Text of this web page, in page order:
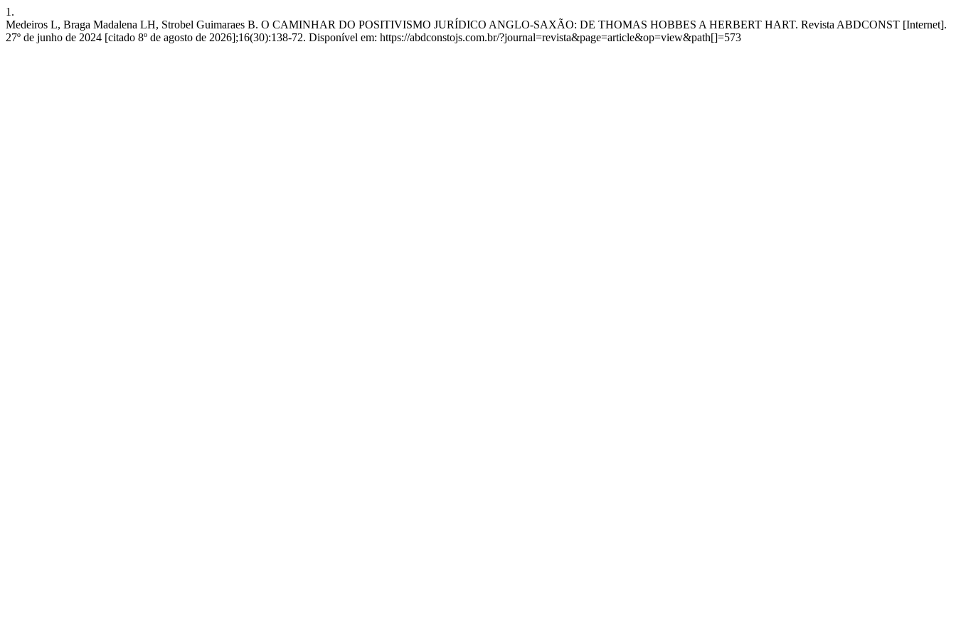
1.
Medeiros L, Braga Madalena LH, Strobel Guimaraes B. O CAMINHAR DO POSITIVISMO JURÍDICO ANGLO-SAXÃO: DE THOMAS HOBBES A HERBERT HART. Revista ABDCONST [Internet].
27º de junho de 2024 [citado 8º de agosto de 2026];16(30):138-72. Disponível em: https://abdconstojs.com.br/?journal=revista&page=article&op=view&path[]=573